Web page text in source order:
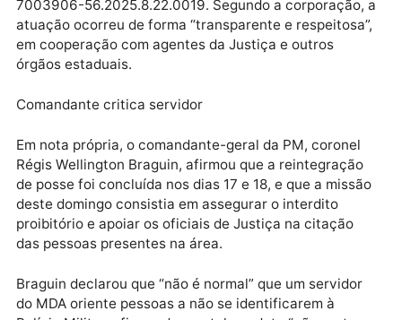
Justiça foram recapturados no local.
Legalidade e justificativas
A Polícia Militar afirmou que as ações são
7003905-71.2025.8.22.0019, 7001913-
75.2025.8.22.0019, 7003217-12.2025.8.22.0019 e
7003906-56.2025.8.22.0019. Segundo a
atuação ocorreu de forma “transparente e
em cooperação com agentes da Justiça e outros
Comandante critica servidor